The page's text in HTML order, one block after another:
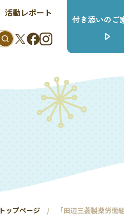
活動レポート
付き添いのご
トップページ 「田辺三菱製薬労働